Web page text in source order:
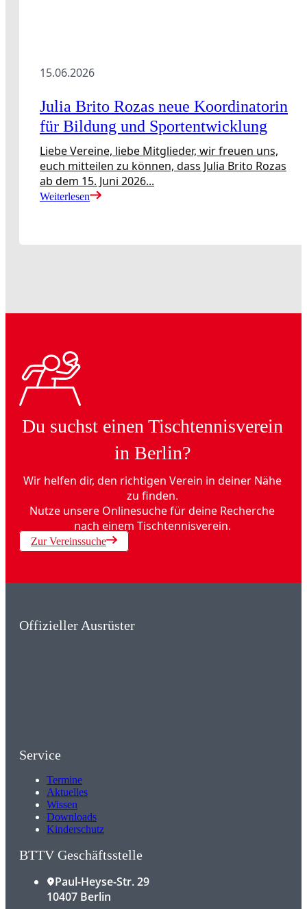
15.06.2026
Julia Brito Rozas neue Koordinatorin
für Bildung und Sportentwicklung
Liebe Vereine, liebe Mitglieder, wir freuen uns,
euch mitteilen zu können, dass Julia Brito Rozas
ab dem 15. Juni 2026...
Weiterlesen
Du suchst einen Tischtennisverein
in Berlin?
Wir helfen dir, den richtigen Verein in deiner Nähe
zu finden.
Nutze unsere Onlinesuche für deine Recherche
nach einem Tischtennisverein.
Zur Vereinssuche
Offizieller Ausrüster
Service
Termine
Aktuelles
Wissen
Downloads
Kinderschutz
BTTV Geschäftsstelle
Paul-Heyse-Str. 29
10407 Berlin